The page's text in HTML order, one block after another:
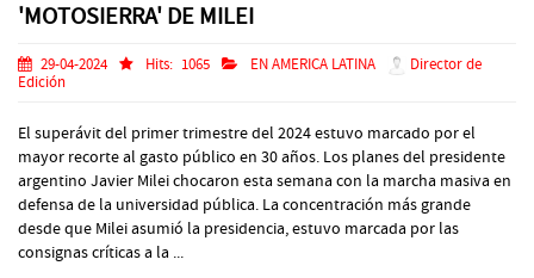
'MOTOSIERRA' DE MILEI
29-04-2024 Hits: 1065 EN AMERICA LATINA
Director de
Edición
El superávit del primer trimestre del 2024 estuvo marcado por el
mayor recorte al gasto público en 30 años. Los planes del presidente
argentino Javier Milei chocaron esta semana con la marcha masiva en
defensa de la universidad pública. La concentración más grande
desde que Milei asumió la presidencia, estuvo marcada por las
consignas críticas a la ...